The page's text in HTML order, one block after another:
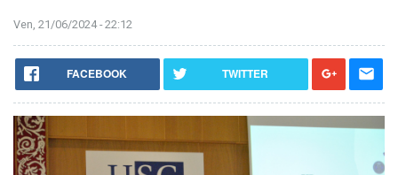
Ven, 21/06/2024 - 22:12
FACEBOOK TWITTER